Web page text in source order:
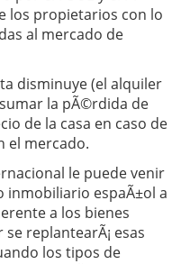
los propietarios con lo
al mercado de
disminuye (el alquiler
la pÃ©rdida de
de la casa en caso de
el mercado.
le puede venir
inmobiliario espaÃ±ol a
a los bienes
replantearÃ¡ esas
los tipos de